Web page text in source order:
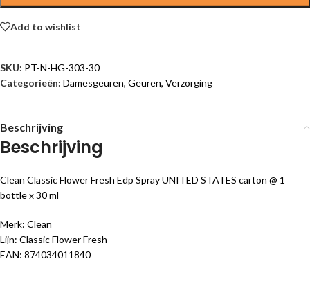
Add to wishlist
SKU: PT-N-HG-303-30
Categorieën: Damesgeuren, Geuren, Verzorging
Beschrijving
Beschrijving
Clean Classic Flower Fresh Edp Spray UNITED STATES carton @ 1
bottle x 30 ml
Merk: Clean
Lijn: Classic Flower Fresh
EAN: 874034011840